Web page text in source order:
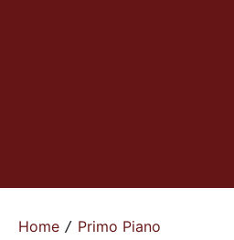
Home / Primo Piano